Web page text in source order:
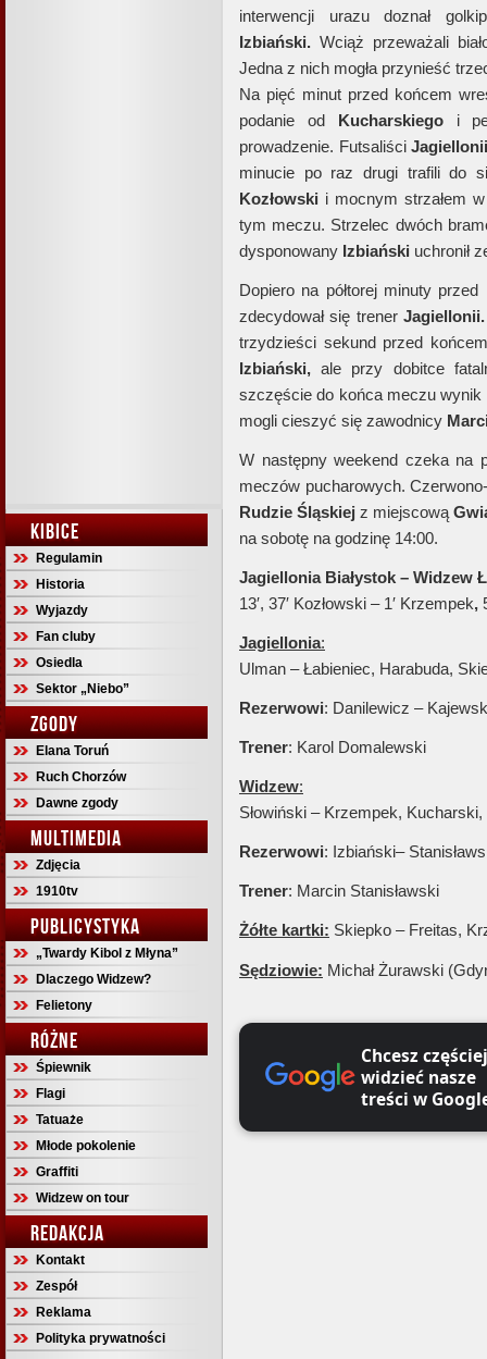
KIBICE
Regulamin
Historia
Wyjazdy
Fan cluby
Osiedla
Sektor „Niebo”
ZGODY
Elana Toruń
Ruch Chorzów
Dawne zgody
MULTIMEDIA
Zdjęcia
1910tv
PUBLICYSTYKA
„Twardy Kibol z Młyna”
Dlaczego Widzew?
Felietony
RÓŻNE
Śpiewnik
Flagi
Tatuaże
Młode pokolenie
Graffiti
Widzew on tour
REDAKCJA
Kontakt
Zespół
Reklama
Polityka prywatności
interwencji urazu doznał
Izbiański.Wciąż przeważali
Jedna z nich mogła przynieść
Na pięć minut przed końcem
podanie od Kucharskiegoi
prowadzenie. Futsaliści
minucie po raz drugi trafili do
Kozłowski i mocnym strzałem
tym meczu. Strzelec dwóch
dysponowany Izbiański uchronił
Dopiero na półtorej minuty
zdecydował się trener Jagiellonii.
trzydzieści sekund przed
Izbiański, ale przy dobitce
szczęście do końca meczu wynik
mogli cieszyć się zawodnicy
W następny weekend czeka na
meczów pucharowych.
Rudzie Śląskiej z miejscową
na sobotę na godzinę 14:00.
Jagiellonia Białystok – Widzew
13′, 37′ Kozłowski – 1′ Krzempek,
Jagiellonia:
Ulman – Łabieniec, Harabuda,
Rezerwowi: Danilewicz –
Trener: Karol Domalewski
Widzew:
Słowiński – Krzempek,
Rezerwowi: Izbiański–
Trener: Marcin Stanisławski
Żółte kartki: Skiepko – Freitas,
Sędziowie: Michał Żurawski
Chcesz częściej
widzieć nasze
treści w